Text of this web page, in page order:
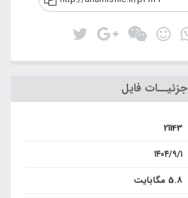
جزئیــات فایل
21143
۱۴۰۴/۹/۱
5.8 مگابایت